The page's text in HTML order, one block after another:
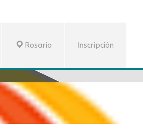
Rosario Inscripción